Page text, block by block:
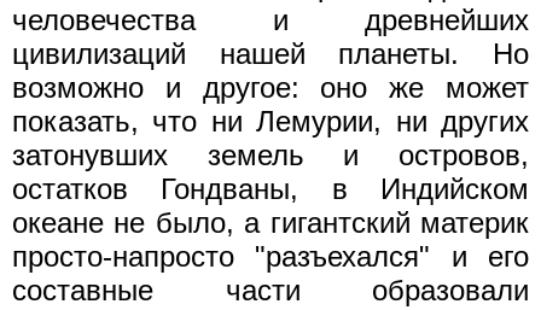
человечества и древнейших
цивилизаций нашей планеты. Но
возможно и другое: оно же может
показать, что ни Лемурии, ни других
затонувших земель и островов,
остатков Гондваны, в Индийском
океане не было, а гигантский материк
просто-напросто "разъехался" и его
составные части образовали